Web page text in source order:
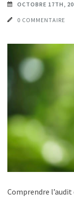
OCTOBRE 17TH,
0 COMMENTAIRE
Comprendre l’audit